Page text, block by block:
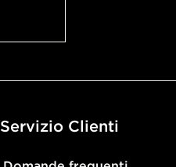
Servizio Clienti